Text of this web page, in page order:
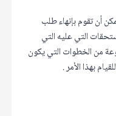
أن تقوم بإنهاء طلب
التي عليه التي
من الخطوات التي يكون
بهذا الأمر .